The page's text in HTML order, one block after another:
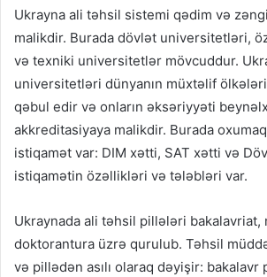
Ukrayna ali təhsil sistemi qədim və
malikdir. Burada dövlət universitetləri,
və texniki universitetlər mövcuddur.
universitetləri dünyanın müxtəlif
qəbul edir və onların əksəriyyəti
akkreditasiyaya malikdir. Burada
istiqamət var: DIM xətti, SAT xətti və
istiqamətin özəllikləri və tələbləri var.
Ukraynada ali təhsil pillələri bakalavriat,
doktorantura üzrə qurulub. Təhsil
və pillədən asılı olaraq dəyişir: bakalavr